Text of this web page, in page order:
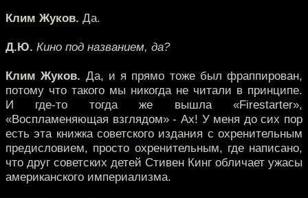
Клим Жуков. Да.
Д.Ю. Кино под названием, да?
Клим Жуков. Да, и я прямо тоже был фраппирован,
потому что такого мы никогда не читали в принципе.
И где-то тогда же вышла «Firestarter»,
«Воспламеняющая взглядом» - Ах! У меня до сих пор
есть эта книжка советского издания с охренительным
предисловием, просто охренительным, где написано,
что друг советских детей Стивен Кинг обличает ужасы
американского империализма.